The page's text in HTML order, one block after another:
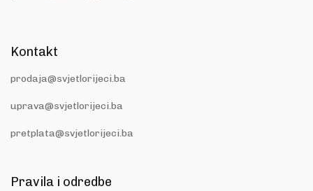
Kontakt
prodaja@svjetlorijeci.ba
uprava@svjetlorijeci.ba
pretplata@svjetlorijeci.ba
Pravila i odredbe